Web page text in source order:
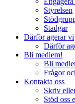
Styrelsen
Stadgar
Därför agerar vi
Därför
Bli medlem!
Bli
Frågor
Kontakta oss
Skriv
Stöd oss